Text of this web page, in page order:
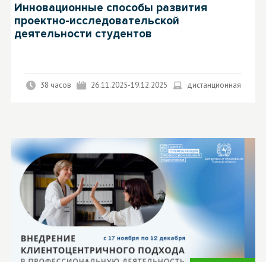
Инновационные способы развития
проектно-исследовательской
деятельности студентов
38 часов 26.11.2025-19.12.2025 дистанционная